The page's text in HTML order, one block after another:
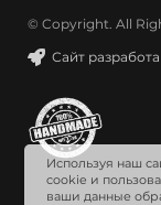
© Copyright. All
Сайт
Используя наш
cookie и
ваши данные